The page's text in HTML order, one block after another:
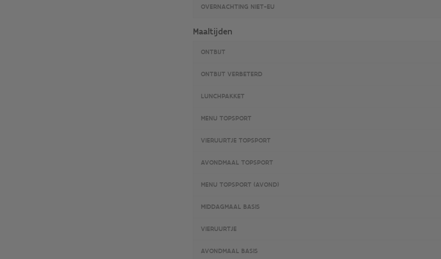
OVERNACHTING NIET-EU
Maaltijden
ONTBIJT
ONTBIJT VERBETERD
LUNCHPAKKET
MENU TOPSPORT
VIERUURTJE TOPSPORT
AVONDMAAL TOPSPORT
MENU TOPSPORT (AVOND)
MIDDAGMAAL BASIS
VIERUURTJE
AVONDMAAL BASIS